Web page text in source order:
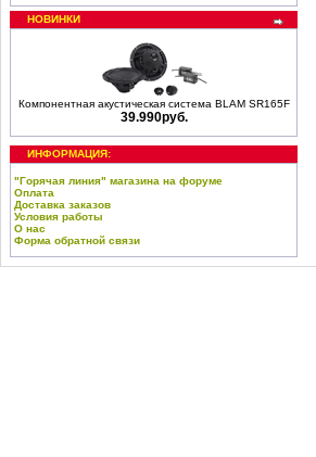
НОВИНКИ
Компонентная акустическая система BLAM SR165F
39.990руб.
ИНФОРМАЦИЯ:
"Горячая линия" магазина на форуме
Оплата
Доставка заказов
Условия работы
О нас
Форма обратной связи